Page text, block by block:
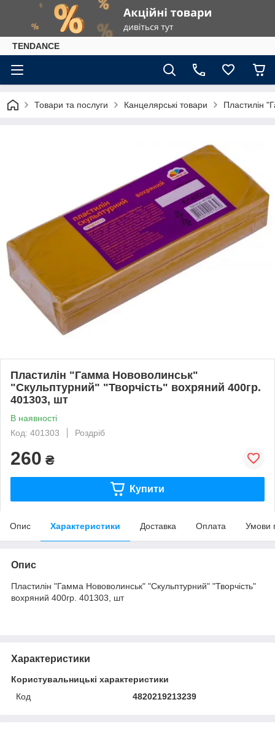
TENDANCE
Товари та послуги Канцелярські товари Пластилін
Пластилін "Гамма Нововолинськ"
"Скульптурний" "Творчість" вохряний 400гр.
401303, шт
В наявності
Код: 401303
Роздріб
260 ₴
Купити
Опис Характеристики Доставка Оплата Умови
Опис
Пластилін "Гамма Нововолинськ" "Скульптурний" "Творчість"
вохряний 400гр. 401303, шт
Характеристики
Користувальницькі характеристики
Код
4820219213239